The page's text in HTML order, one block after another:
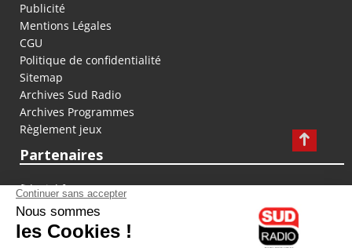
Publicité
Mentions Légales
CGU
Politique de confidentialité
Sitemap
Archives Sud Radio
Archives Programmes
Règlement jeux
Partenaires
fiducial.fr
lyoncapitale.fr
olympique-et-lyonnais.com